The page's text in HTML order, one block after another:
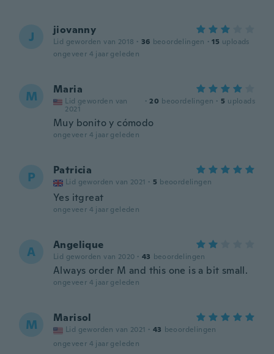
J jiovanny
Lid geworden van 2018 · 36 beoordelingen · 15 uploads
ongeveer 4 jaar geleden
M Maria
Lid geworden van
2021
· 20 beoordelingen · 5 uploads
Muy bonito y cómodo
ongeveer 4 jaar geleden
P Patricia
Lid geworden van 2021 · 5 beoordelingen
Yes itgreat
ongeveer 4 jaar geleden
A Angelique
Lid geworden van 2020 · 43 beoordelingen
Always order M and this one is a bit small.
ongeveer 4 jaar geleden
M Marisol
Lid geworden van 2021 · 43 beoordelingen
ongeveer 4 jaar geleden